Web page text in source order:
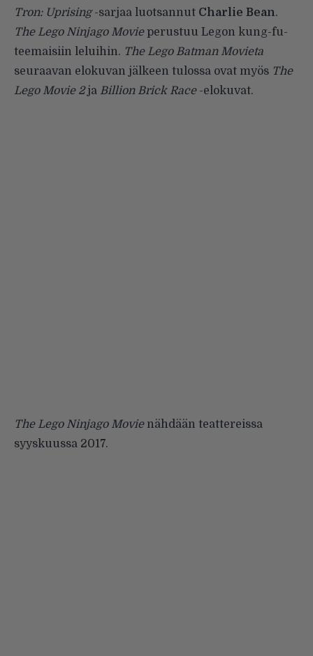
Tron: Uprising-sarjaa luotsannut Charlie Bean.
The Lego Ninjago Movieperustuu Legon kung-fu-
teemaisiin leluihin. The Lego Batman Movieta
seuraavan elokuvan jälkeen tulossa ovat myös The
Lego Movie 2ja Billion Brick Race-elokuvat.
The Lego Ninjago Movienähdään teattereissa
syyskuussa 2017.